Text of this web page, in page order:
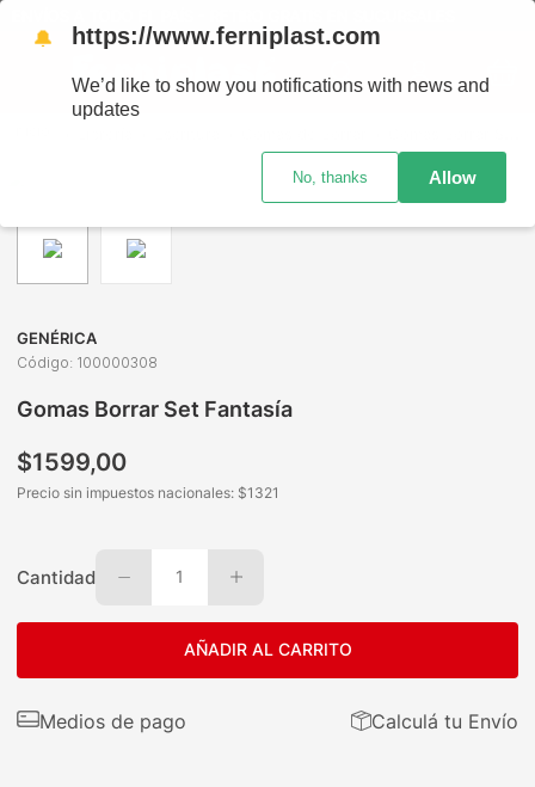
GENÉRICA
Código: 100000308
Gomas Borrar Set Fantasía
$1599,00
Precio sin impuestos nacionales: $1321
Cantidad 1
AÑADIR AL CARRITO
Medios de pago Calculá tu Envío
🔔 https://www.ferniplast.com
We’d like to show you notifications with news and
updates
No, thanks Allow